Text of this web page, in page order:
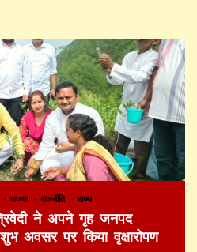
भाजपा राजनीति राज्य
ने अपने गृह जनपद
अवसर पर किया वृक्षारोपण